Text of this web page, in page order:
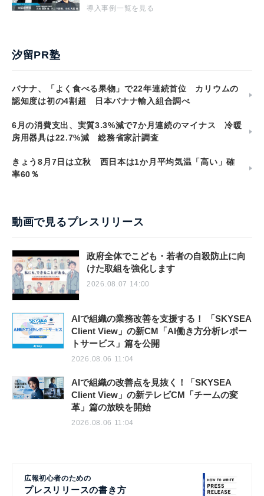
導入事例一覧を見る
汐留PR塾
バナナ、「よく食べる果物」で22年連続首位 カリウムの
認知度は初の4割超 日本バナナ輸入組合調べ
6月の消費支出、実質3.3%減で7か月連続のマイナス 冷暖
房用器具は22.7%減 総務省家計調査
きょう8月7日は立秋 西日本は1か月平均気温「高い」確
率60％
動画で見るプレスリリース
政府全体でこども・若者の自殺防止に向
けた取組を強化します
2026.08.07 14:00
AIで組織の業務改善を支援する！ 「SKYSEA
Client View」の新CM「AI働き方分析レポー
トサービス」篇を公開
2026.08.06 11:04
AIで組織の改善点を見抜く！「SKYSEA
Client View」の新テレビCM「チームの変
革」篇の放映を開始
2026.08.06 11:04
広報初心者のための
プレスリリースの書き方